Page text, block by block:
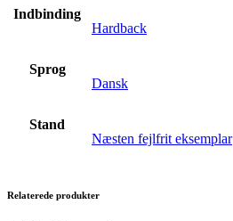
Indbinding
Hardback
Sprog
Dansk
Stand
Næsten fejlfrit eksemplar
Relaterede produkter